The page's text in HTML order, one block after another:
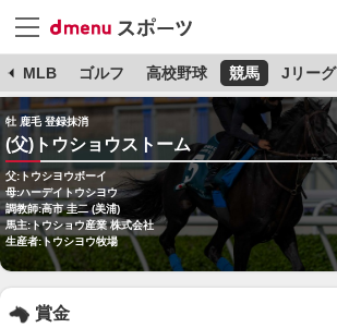
MLB ゴルフ 高校野球 競馬 Jリーグ
牡 鹿毛 登録抹消
(父)トウショウストーム
父:トウシヨウボーイ
母:ハーデイトウシヨウ
調教師:高市 圭二 (美浦)
馬主:トウショウ産業 株式会社
生産者:トウシヨウ牧場
賞金